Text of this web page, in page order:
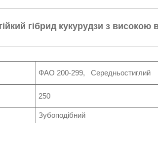
гібрид кукурудзи з високою
ФАО 200-299, Середньостиглий
250
Зубоподібний